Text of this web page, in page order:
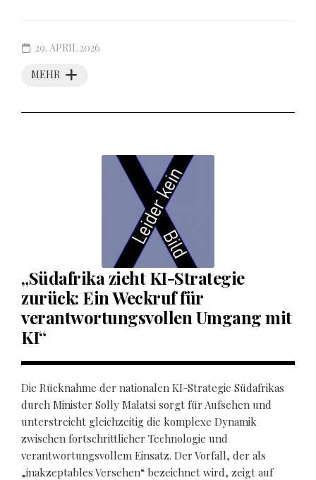
MEHR
29. APRIL 2026
„Südafrika zieht KI-Strategie
zurück: Ein Weckruf für
verantwortungsvollen Umgang mit
KI“
Die Rücknahme der nationalen KI-Strategie Südafrikas
durch Minister Solly Malatsi sorgt für Aufsehen und
unterstreicht gleichzeitig die komplexe Dynamik
zwischen fortschrittlicher Technologie und
verantwortungsvollem Einsatz. Der Vorfall, der als
„inakzeptables Versehen“ bezeichnet wird, zeigt auf